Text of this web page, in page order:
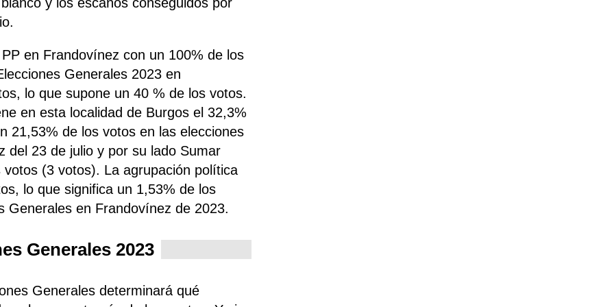
en Frandovínez con un 100% de los
Generales 2023 en
lo que supone un 40 % de los votos.
en esta localidad de Burgos el 32,3%
21,53% de los votos en las elecciones
del 23 de julio y por su lado Sumar
(3 votos). La agrupación política
lo que significa un 1,53% de los
Generales en Frandovínez de 2023.
Generales 2023
Generales determinará qué